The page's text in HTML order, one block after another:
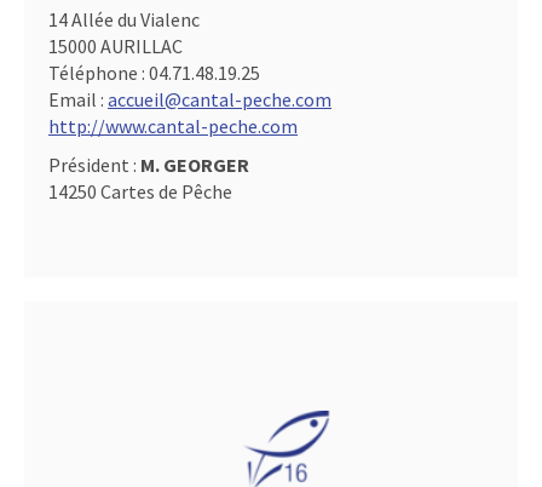
14 Allée du Vialenc
15000 AURILLAC
Téléphone : 04.71.48.19.25
Email : accueil@cantal-peche.com
http://www.cantal-peche.com
Président : M. GEORGER
14250 Cartes de Pêche